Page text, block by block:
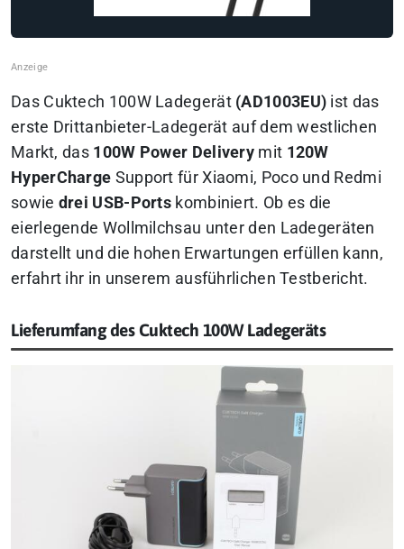
Das Cuktech 100W Ladegerät (AD1003EU) ist das
erste Drittanbieter-Ladegerät auf dem westlichen
Markt, das 100W Power Delivery mit 120W
HyperCharge Support für Xiaomi, Poco und Redmi
sowie drei USB-Ports kombiniert. Ob es die
eierlegende Wollmilchsau unter den Ladegeräten
darstellt und die hohen Erwartungen erfüllen kann,
erfahrt ihr in unserem ausführlichen Testbericht.
Lieferumfang des Cuktech 100W Ladegeräts